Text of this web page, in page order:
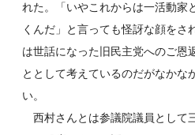
れた。「いやこれからは一活動家
くんだ」と言っても怪訝な顔をさ
は世話になった旧民主党へのご恩
ととして考えているのだがなかな
い。
西村さんとは参議院議員として